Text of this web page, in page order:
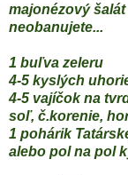
majonézový
neobanujete...
1 buľva zeleru
4-5 kyslých
4-5 vajíčok na
soľ, č.korenie,
1 pohárik
alebo pol na pol